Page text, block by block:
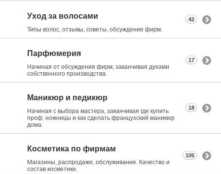
Уход за волосами
Типы волос, отзывы, советы, обсуждение фирм.
42
Парфюмерия
Начиная от обсуждения фирм, заканчивая духами
собственного производства.
17
Маникюр и педикюр
Начиная с выбора мастера, заканчивая где купить
проф. ножницы и как сделать французский маникюр
дома.
18
Косметика по фирмам
Магазины, распродажи, обслуживание. Качество и
состав косметики.
105